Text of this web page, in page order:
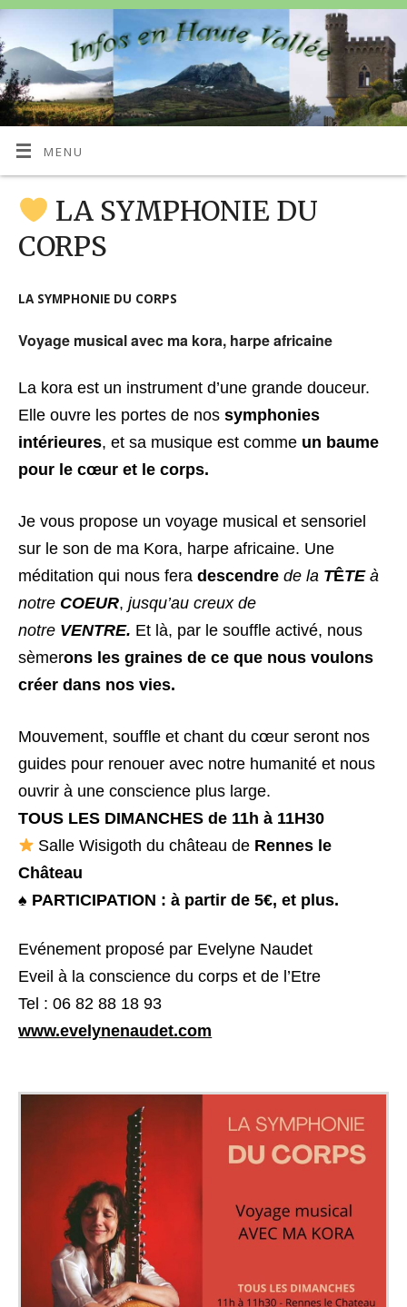
MENU
LA SYMPHONIE DU
CORPS
LA SYMPHONIE DU CORPS
Voyage musical avec ma kora, harpe africaine
La kora est un instrument d’une grande douceur.
Elle ouvre les portes de nossymphonies
intérieures, et sa musique est comme un baume
pour le cœur et le corps.
Je vous propose un voyage musical et sensoriel
sur le son de ma Kora, harpe africaine. Une
méditation qui nous feradescendrede la TÊTEà
notre COEUR,jusqu’au creux de
notre VENTRE. Et là, par le souffle activé, nous
sèmerons les graines de ce que nous voulons
créer dans nos vies.
Mouvement, souffle et chant du cœur seront nos
guides pour renouer avec notre humanité et nous
ouvrir à une conscience plus large.
TOUS LES DIMANCHES de 11h à 11H30
Salle Wisigoth du château de Rennes le
Château
♠ PARTICIPATION :à partir de 5€,et plus.
Evénement proposé par Evelyne Naudet
Eveil à la conscience du corps et de l’Etre
Tel : 06 82 88 18 93
www.evelynenaudet.com